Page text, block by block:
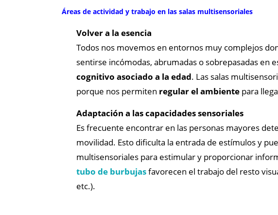
Áreas de actividad y trabajo en las salas multisensoriales
Volver a la esencia
Todos nos movemos en entornos muy complejos
sentirse incómodas, abrumadas o sobrepasadas en
cognitivo asociado a la edad. Las salas
porque nos permiten regular el ambiente para
Adaptación a las capacidades sensoriales
Es frecuente encontrar en las personas mayores
movilidad. Esto dificulta la entrada de estímulos y
multisensoriales para estimular y proporcionar
tubo de burbujasfavorecen el trabajo del resto
etc.).